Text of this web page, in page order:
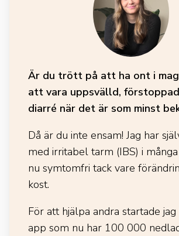
Är du trött på att ha ont i
att vara uppsvälld,
diarré när det är som minst
Då är du inte ensam! Jag har
med irritabel tarm (IBS) i
nu symtomfri tack vare
kost.
För att hjälpa andra startade jag
app som nu har 100 000